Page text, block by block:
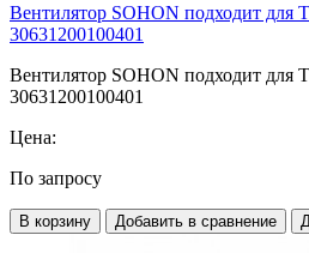
Вентилятор SOHON подходит для
30631200100401
Вентилятор SOHON подходит для
30631200100401
Цена:
По запросу
В корзину Добавить в сравнение